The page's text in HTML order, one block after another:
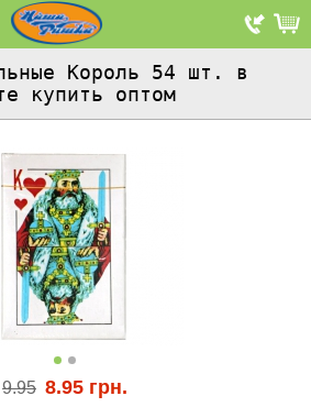
Король 54 шт. в
купить оптом
9.95 8.95 грн.